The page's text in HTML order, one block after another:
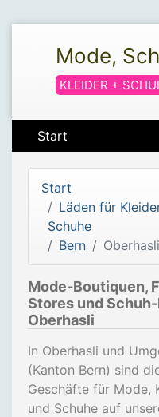
Mode,
KLEIDER +
Start
Start
Läden für
Schuhe
Bern
Oberhasli
Mode-Boutiquen,
Stores und
Oberhasli
In Oberhasli und
(Kanton Bern) sind
Geschäfte für Mode,
und Schuhe auf